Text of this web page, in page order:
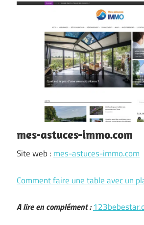
mes-astuces-immo.com
Site web : mes-astuces-immo.com
Comment faire une table avec un
A lire en complément :